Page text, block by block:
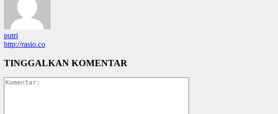
putri
http://rasio.co
TINGGALKAN KOMENTAR